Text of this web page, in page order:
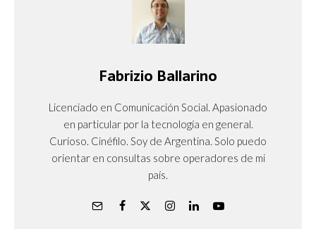
Fabrizio Ballarino
Licenciado en Comunicación Social. Apasionado
en particular por la tecnología en general.
Curioso. Cinéfilo. Soy de Argentina. Solo puedo
orientar en consultas sobre operadores de mi
país.